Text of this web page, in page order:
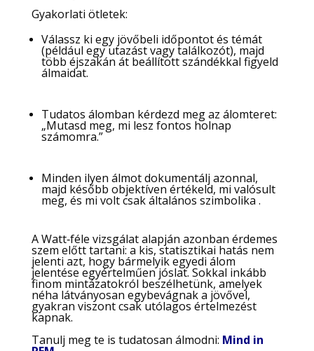
Gyakorlati ötletek:
Válassz ki egy jövőbeli időpontot és témát
(például egy utazást vagy találkozót), majd
több éjszakán át beállított szándékkal figyeld
álmaidat.
Tudatos álomban kérdezd meg az álomteret:
„Mutasd meg, mi lesz fontos holnap
számomra.”
Minden ilyen álmot dokumentálj azonnal,
majd később objektíven értékeld, mi valósult
meg, és mi volt csak általános szimbolika .
A Watt‑féle vizsgálat alapján azonban érdemes
szem előtt tartani: a kis, statisztikai hatás nem
jelenti azt, hogy bármelyik egyedi álom
jelentése egyértelműen jóslat. Sokkal inkább
finom mintázatokról beszélhetünk, amelyek
néha látványosan egybevágnak a jövővel,
gyakran viszont csak utólagos értelmezést
kapnak.
Tanulj meg te is tudatosan álmodni: Mind in